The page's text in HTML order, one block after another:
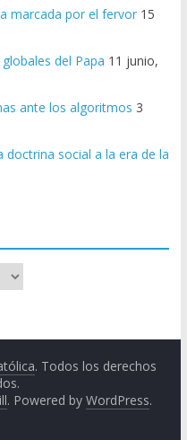
marcada por el fervor 15
del Papa 11 junio,
ante los algoritmos 3
doctrina social a la era de la
. Todos los derechos
. Powered byWordPress.